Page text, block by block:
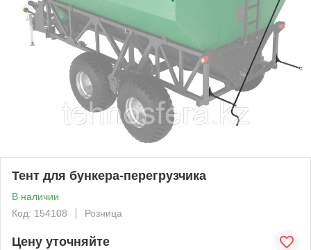
Тент для бункера-перегрузчика
В наличии
Код: 154108
Розница
Цену уточняйте